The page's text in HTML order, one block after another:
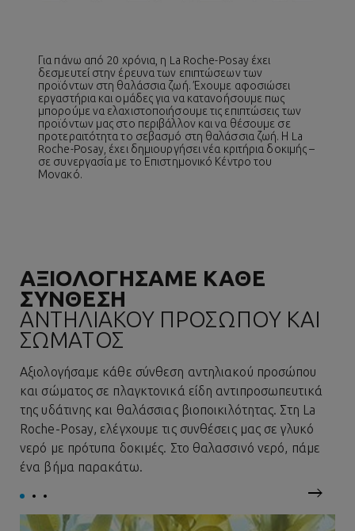
Για πάνω από 20 χρόνια, η La Roche-Posay έχει
δεσμευτεί στην έρευνα των επιπτώσεων των
προϊόντων στη θαλάσσια ζωή. Έχουμε αφοσιώσει
εργαστήρια και ομάδες για να κατανοήσουμε πως
μπορούμε να ελαχιστοποιήσουμε τις επιπτώσεις των
προϊόντων μας στο περιβάλλον και να θέσουμε σε
προτεραιτότητα το σεβασμό στη θαλάσσια ζωή. Η La
Roche-Posay, έχει δημιουργήσει νέα κριτήρια δοκιμής –
σε συνεργασία με το Επιστημονικό Κέντρο του
Μονακό.
ΑΞΙΟΛΟΓΗΣΑΜΕ ΚΑΘΕ
ΣΥΝΘΕΣΗ
ΑΝΤΗΛΙΑΚΟΥ ΠΡΟΣΩΠΟΥ ΚΑΙ
ΣΩΜΑΤΟΣ
Αξιολογήσαμε κάθε σύνθεση αντηλιακού προσώπου
και σώματος σε πλαγκτονικά είδη αντιπροσωπευτικά
της υδάτινης και θαλάσσιας βιοποικιλότητας. Στη La
Roche-Posay, ελέγχουμε τις συνθέσεις μας σε γλυκό
νερό με πρότυπα δοκιμές. Στο θαλασσινό νερό, πάμε
ένα βήμα παρακάτω.
next